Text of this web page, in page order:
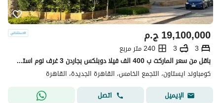
ج.م19,100,000
3
3
240 متر مربع
باقل من سعر الماركت ب 400 الف فيلا دوبلكس بجاردن 3 غرف نوم استلام فوري برايم لوكيشن وخطوات من النادى ف مرحلة Parks ف ايستاون سوديك التجمع Eastown
كومباوند ايستاون، التجمع الخامس، القاهرة الجديدة، القاهرة
الإيميل
اتصل